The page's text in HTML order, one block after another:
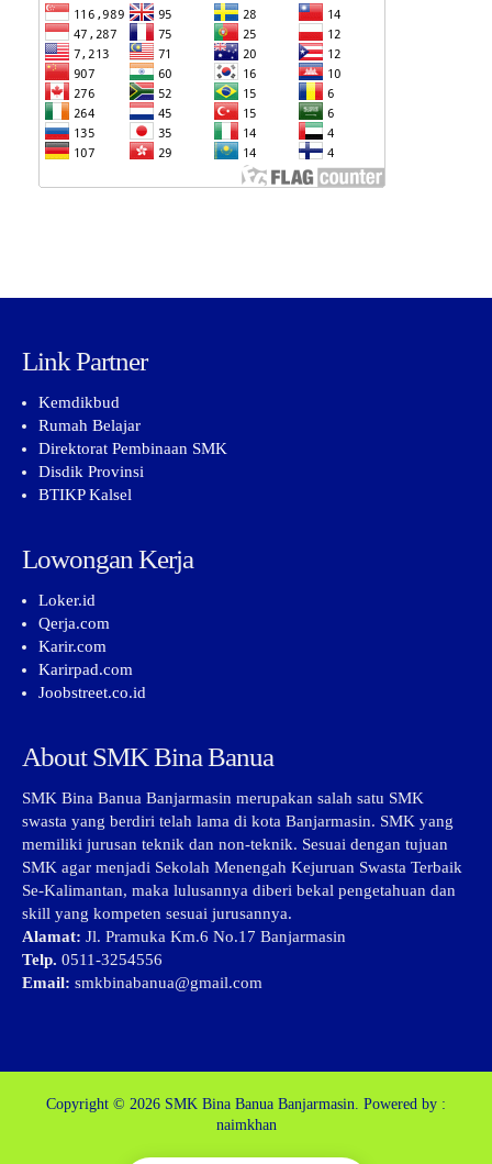
Link Partner
Kemdikbud
Rumah Belajar
Direktorat Pembinaan SMK
Disdik Provinsi
BTIKP Kalsel
Lowongan Kerja
Loker.id
Qerja.com
Karir.com
Karirpad.com
Joobstreet.co.id
About SMK Bina Banua
SMK Bina Banua Banjarmasin merupakan salah satu SMK
swasta yang berdiri telah lama di kota Banjarmasin. SMK yang
memiliki jurusan teknik dan non-teknik. Sesuai dengan tujuan
SMK agar menjadi Sekolah Menengah Kejuruan Swasta Terbaik
Se-Kalimantan, maka lulusannya diberi bekal pengetahuan dan
skill yang kompeten sesuai jurusannya.
Alamat: Jl. Pramuka Km.6 No.17 Banjarmasin
Telp. 0511-3254556
Email: smkbinabanua@gmail.com
Copyright © 2026 SMK Bina Banua Banjarmasin. Powered by :
naimkhan